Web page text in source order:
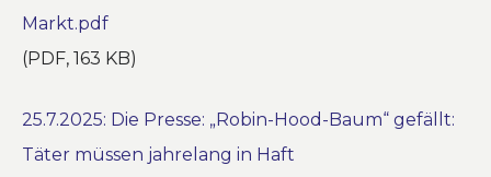
Markt.pdf
(PDF, 163 KB)
25.7.2025: Die Presse: „Robin-Hood-Baum“ gefällt:
Täter müssen jahrelang in Haft